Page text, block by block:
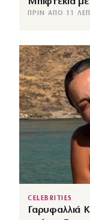
ΠΡΙΝ ΑΠΌ 11
CELEBRITIES
Γαρυφαλλιά